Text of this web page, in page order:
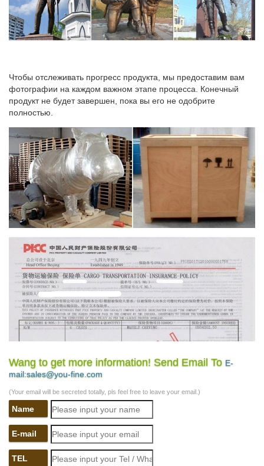
Чтобы отслеживать прогресс продукта, мы предоставим вам
фотографии на каждом важном этапе процесса. Конечный
продукт не будет завершен, пока вы его не одобрите
полностью.
Wang to get more information! Send Email To E-
mail:sales@you-fine.com
(Your email will be secreted totally, pls feel free to leave your email.)
Name
E-mail
TEL